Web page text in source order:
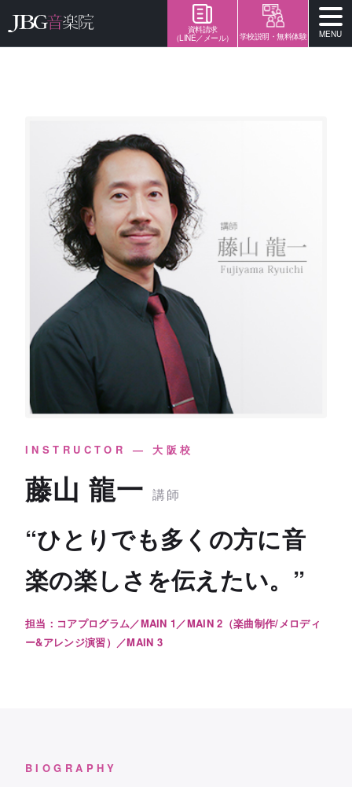
資料請求
（LINE／メール） 学校説明・無料体験 MENU
INSTRUCTOR — 大阪校
藤山 龍一講師
“ひとりでも多くの方に音
楽の楽しさを伝えたい。”
担当：コアプログラム／MAIN 1／MAIN 2（楽曲制作/メロディ
ー&アレンジ演習）／MAIN 3
BIOGRAPHY